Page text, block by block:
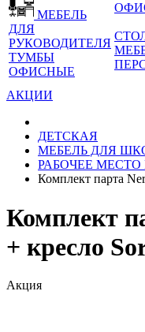
МЕБЕЛЬ
ДЛЯ
РУКОВОДИТЕЛЯ
ТУМБЫ
ОФИСНЫЕ
АКЦИИ
ДЕТСКАЯ
МЕБЕЛЬ ДЛЯ
РАБОЧЕЕ
Комплект парта
Комплект
+ кресло
Акция